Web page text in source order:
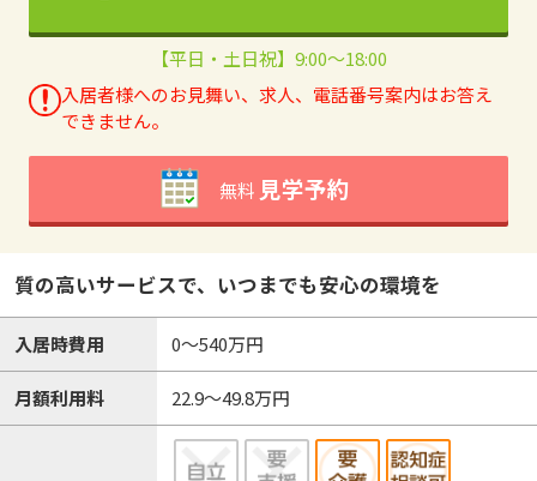
【平日・土日祝】9:00～18:00
入居者様へのお見舞い、求人、電話番号案内はお答え
できません。
無料 見学予約
質の高いサービスで、いつまでも安心の環境を
入居時費用 0～540万円
月額利用料 22.9～49.8万円